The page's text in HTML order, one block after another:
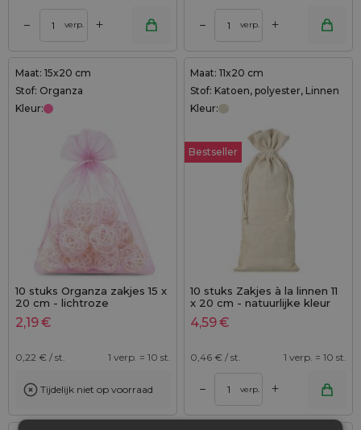
– verp. + – verp. +
Maat: 15x20 cm
Stof: Organza
Kleur:
10 stuks Organza zakjes 15 x
20 cm - lichtroze
2,19€
0,22 € / st. 1 verp. = 10 st.
Tijdelijk niet op voorraad
Maat: 11x20 cm
Stof: Katoen, polyester, Linnen
Kleur:
Bestseller
10 stuks Zakjes à la linnen 11
x 20 cm - natuurlijke kleur
4,59€
0,46 € / st. 1 verp. = 10 st.
– verp. +